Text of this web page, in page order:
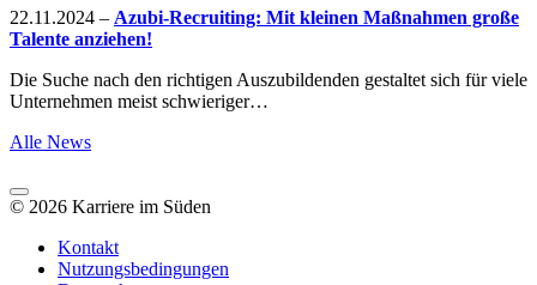
22.11.2024 – Azubi-Recruiting: Mit kleinen Maßnahmen große
Talente anziehen!
Die Suche nach den richtigen Auszubildenden gestaltet sich für viele
Unternehmen meist schwieriger…
Alle News
© 2026 Karriere im Süden
Kontakt
Nutzungsbedingungen